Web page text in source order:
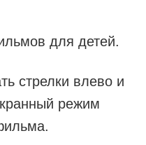
для детей.
стрелки влево и
режим